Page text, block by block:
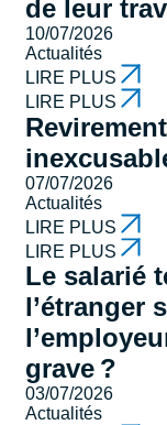
de leur
10/07/2026
Actualités
LIRE PLUS
LIRE PLUS
07/07/2026
Actualités
LIRE PLUS
LIRE PLUS
Le salarié
l’étranger
grave ?
03/07/2026
Actualités